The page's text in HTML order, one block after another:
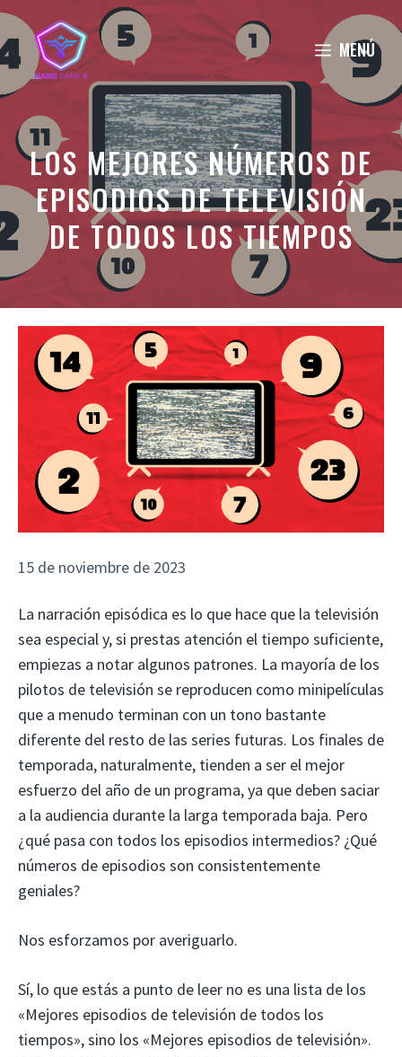
Saltar
al
contenido
MENÚ
LOS MEJORES NÚMEROS DE
EPISODIOS DE TELEVISIÓN
DE TODOS LOS TIEMPOS
15 de noviembre de 2023
La narración episódica es lo que hace que la televisión
sea especial y, si prestas atención el tiempo suficiente,
empiezas a notar algunos patrones. La mayoría de los
pilotos de televisión se reproducen como minipelículas
que a menudo terminan con un tono bastante
diferente del resto de las series futuras. Los finales de
temporada, naturalmente, tienden a ser el mejor
esfuerzo del año de un programa, ya que deben saciar
a la audiencia durante la larga temporada baja. Pero
¿qué pasa con todos los episodios intermedios? ¿Qué
números de episodios son consistentemente
geniales?
Nos esforzamos por averiguarlo.
Sí, lo que estás a punto de leer no es una lista de los
«Mejores episodios de televisión de todos los
tiempos», sino los «Mejores episodios de televisión».